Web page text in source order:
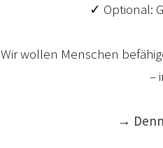
✓ Optional:
Wir wollen Menschen
–
→